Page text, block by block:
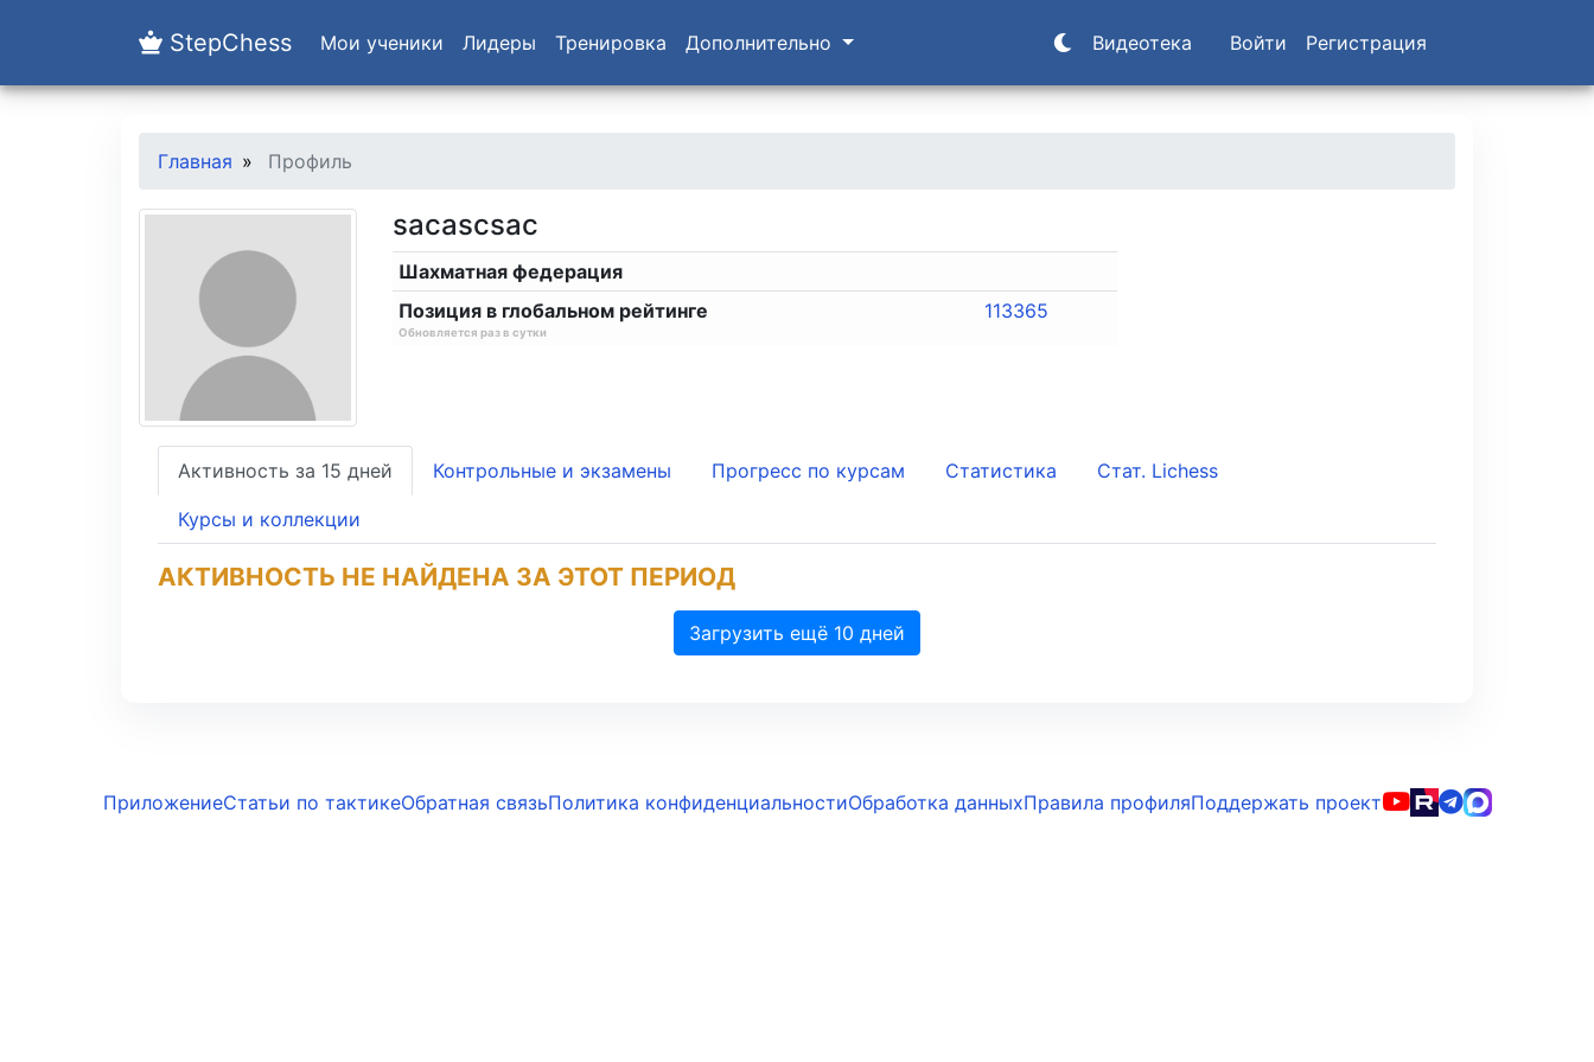
StepChess Мои ученики Лидеры Тренировка Дополнительно Видеотека Войти Регистрация
Главная Профиль
sacascsac
Шахматная федерация
Позиция в глобальном рейтинге
Обновляется раз в сутки
113365
Активность за 15 дней Контрольные и экзамены Прогресс по курсам Статистика Стат. Lichess
Курсы и коллекции
АКТИВНОСТЬ НЕ НАЙДЕНА ЗА ЭТОТ ПЕРИОД
Загрузить ещё 10 дней
ПриложениеСтатьи по тактикеОбратная связьПолитика конфиденциальностиОбработка данныхПравила профиляПоддержать проект